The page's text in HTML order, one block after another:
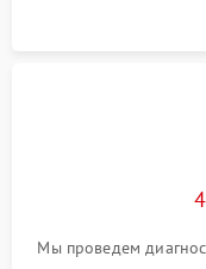
Мы проведем